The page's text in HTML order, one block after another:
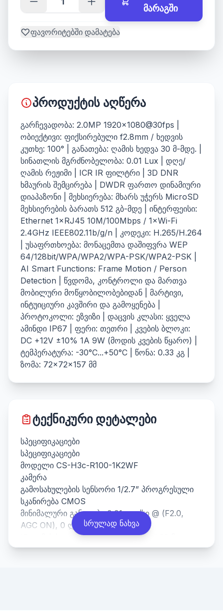
მარაგში
ფავორიტებში დამატება
პროდუქტის აღწერა
გარჩევადობა: 2.0MP 1920×1080@30fps |
ობიექტივი: ფიქსირებული f2.8mm / ხედვის
კუთხე: 100° | განათება: ღამის ხედვა 30 მ-მდე. |
სინათლის მგრძნობელობა: 0.01 Lux | დღე/
ღამის რეჟიმი | ICR IR ფილტრი | 3D DNR
ხმაურის შემცირება | DWDR ფართო დინამიური
დიაპაზონი | მეხსიერება: მხარს უჭერს MicroSD
მეხსიერების ბარათს 512 გბ-მდე | ინტერფეისი:
Ethernet 1×RJ45 10M/100Mbps / 1×Wi-Fi
2.4GHz IEEE802.11b/g/n | კოდეკი: H.265/H.264
| უსაფრთხოება: მონაცემთა დაშიფვრა WEP
64/128bit/WPA/WPA2/WPA-PSK/WPA2-PSK |
AI Smart Functions: Frame Motion / Person
Detection | წვდომა, კონტროლი და მართვა
მობილური მოწყობილობებიდან | მარტივი,
ინტუიციური კავშირი და გამოყენება |
პროტოკოლი: ეზვიზი | დაცვის კლასი: ყველა
ამინდი IP67 | ფერი: თეთრი | კვების ბლოკი:
DC +12V ±10% 1A 9W (მოდის კვების წყარო) |
ტემპერატურა: -30°C...+50°C | წონა: 0.33 კგ |
ზომა: 72×72×157 მმ
ტექნიკური დეტალები
სპეციფიკაციები
სპეციფიკაციები
მოდელი CS-H3c-R100-1K2WF
კამერა
გამოსახულების სენსორი 1/2.7” პროგრესული
სკანირება CMOS
მინიმალური განათება 0.01 ლუქსი @ (F2.0,
AGC ON), 0 ლუქსი IR-ით
IR ღამის ხედვის მანძილი 98 ფუტი / 30 მ
ჩამკეტის სიჩქარე თვითადაპტირებადი ჩამკეტი
WDR ციფრული WDR
სრულად ნახვა